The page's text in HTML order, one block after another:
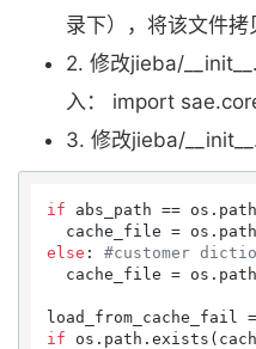
录下），将该文件
2. 修改jieba/
入： import
3. 修改jieba/
if abs_path ==
cache_file =
else : #customer
cache_file =
load_from_cache_fail =
if